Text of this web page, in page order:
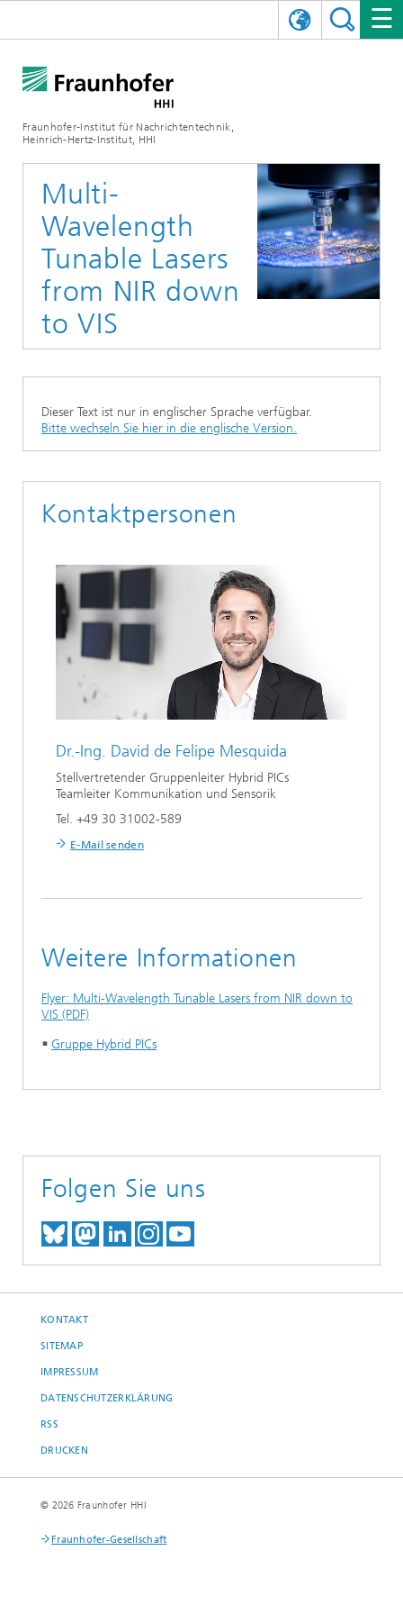
Fraunhofer-Institut für Nachrichtentechnik,
Heinrich-Hertz-Institut, HHI
Organisationsplan
Forschungsbereiche
AI & Video
Kommunikation & Netze
Photonische Komponenten & Systeme
Qualitätsmanagement
Kuratorium
Ethikkommission
Forschungsfabrik Mikroelektronik Deutschland (FMD)
Geschichte des HHI
Die wichtigsten Experimente von Heinrich Hertz
Mobilität
Multimedia
Digitaler Zwilling
5G, Fiber and Beyond
Künstliche Intelligenz
Industrie
Sicherheit
Quantentechnologien
Videokommunikation und Applikationen
Vision and Imaging Technologies
Künstliche Intelligenz
KOMMUNIKATION & NETZE
Drahtlose Kommunikation und Netze
Photonische Netze und Systeme
PHOTONISCHE KOMPONENTEN & SYSTEME
Hybride Integration und Sensorik
InP und HF
Technologie und Infrastruktur
Faseroptische Sensorsysteme
NACHRICHTEN
Archiv
2025
2024
2023
2022
2020
PRESSEMITTEILUNGEN
JAHRESBERICHTE
VERANSTALTUNGEN
SCIENCE TECH SPACE
CINIQ
KARRIERE
UNSERE STELLEN
WEITERE INFOS ZUM FRAUNHOFER HHI ALS ARBEITGEBER
KONTAKT
STARTUPS AT HHI
TIME LAB
Multi-
Wavelength
Tunable Lasers
from NIR down
to VIS
Dieser Text ist nur in englischer Sprache verfügbar.
Bitte wechseln Sie hier in die englische Version.
Kontaktpersonen
Dr.-Ing. David de Felipe Mesquida
Stellvertretender Gruppenleiter Hybrid PICs
Teamleiter Kommunikation und Sensorik
Tel. +49 30 31002-589
E-Mail senden
Weitere Informationen
Flyer: Multi-Wavelength Tunable Lasers from NIR down to
VIS (PDF)
Gruppe Hybrid PICs
Folgen Sie uns
TREFFEN SIE UNS AUF BLUESKY
TREFFEN SIE UNS AUF
TREFFEN SIE UNS BEI
BESUCHEN SIE UNSER
UNSER VIDEO-
KONTAKT
SITEMAP
IMPRESSUM
DATENSCHUTZERKLÄRUNG
RSS
DRUCKEN
© 2026 Fraunhofer HHI
Fraunhofer-Gesellschaft